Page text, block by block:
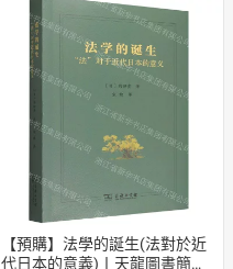
【預購】法學的誕生(法對於近
代日本的意義)丨天龍圖書簡體